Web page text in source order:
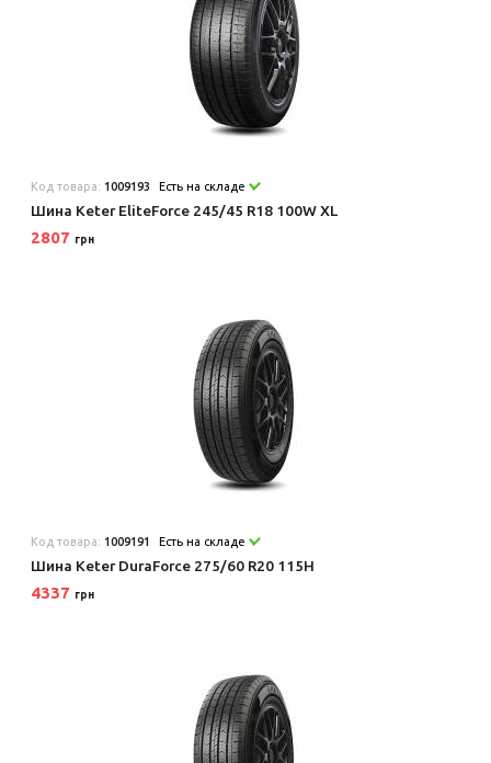
Код товара: 1009193 Есть на складе
Шина Keter EliteForce 245/45 R18 100W XL
2807 грн
Код товара: 1009191 Есть на складе
Шина Keter DuraForce 275/60 R20 115H
4337 грн